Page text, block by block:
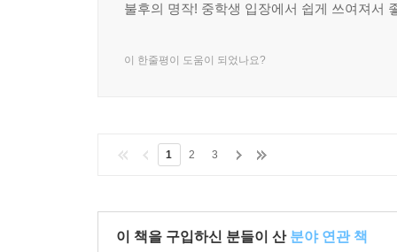
불후의 명작! 중학생 입장에서 쉽게 쓰여져서
이 한줄평이 도움이 되었나요?
1 2 3
이 책을 구입하신 분들이 산 분야 연관 책